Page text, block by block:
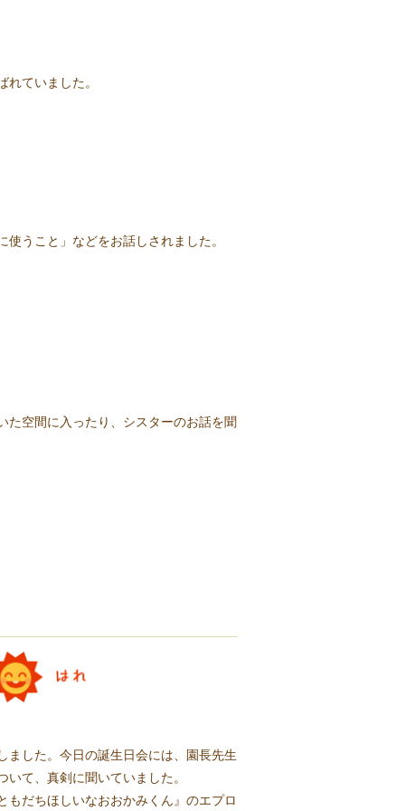
ていました。
うこと」などをお話しされました。
た空間に入ったり、シスターのお話を聞
ました。今日の誕生日会には、園長先生
て、真剣に聞いていました。
もだちほしいなおおかみくん』のエプロ